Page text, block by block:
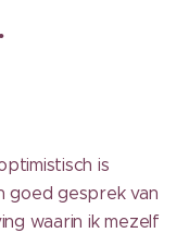
is
goed gesprek van
waarin ik mezelf